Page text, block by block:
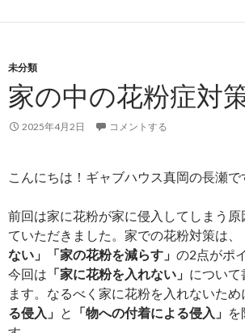
未分類
家の中の花粉症対
2025年4月2日 コメントする
こんにちは！ギャブハウス真岡の長瀬で
前回は家に花粉が家に侵入してしまう
ていただきました。家での花粉対策は、
ない」「家の花粉を減らす」 の2点がポ
今回は 「家に花粉を入れない」 について
ます。なるべく家に花粉を入れないため
る侵入」 と 「物への付着による侵入」 を